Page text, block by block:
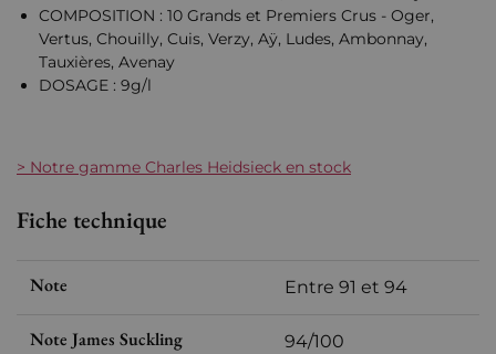
COMPOSITION : 10 Grands et Premiers Crus - Oger,
Vertus, Chouilly, Cuis, Verzy, Aÿ, Ludes, Ambonnay,
Tauxières, Avenay
DOSAGE : 9g/l
> Notre gamme Charles Heidsieck en stock
Fiche technique
Note Entre 91 et 94
Note James Suckling 94/100